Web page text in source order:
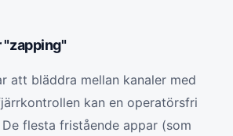
"zapping"
att bläddra mellan kanaler med
kan en operatörsfri
flesta fristående appar (som